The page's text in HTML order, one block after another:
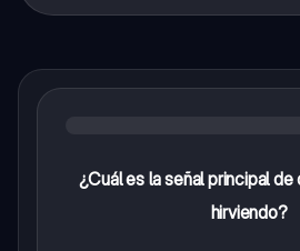
¿Cuál es la señal principal de
hirviendo?